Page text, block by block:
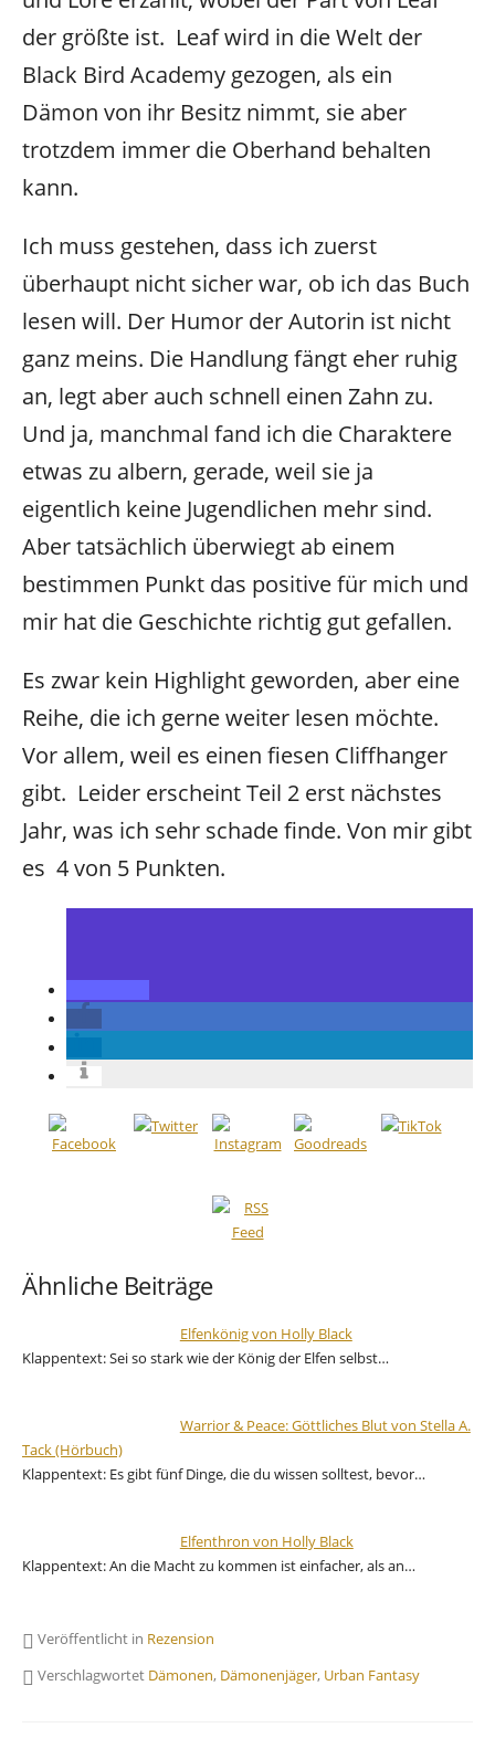
der größte ist. Leaf wird in die Welt der
Black Bird Academy gezogen, als ein
Dämon von ihr Besitz nimmt, sie aber
trotzdem immer die Oberhand behalten
kann.
Ich muss gestehen, dass ich zuerst
überhaupt nicht sicher war, ob ich das Buch
lesen will. Der Humor der Autorin ist nicht
ganz meins. Die Handlung fängt eher ruhig
an, legt aber auch schnell einen Zahn zu.
Und ja, manchmal fand ich die Charaktere
etwas zu albern, gerade, weil sie ja
eigentlich keine Jugendlichen mehr sind.
Aber tatsächlich überwiegt ab einem
bestimmen Punkt das positive für mich und
mir hat die Geschichte richtig gut gefallen.
Es zwar kein Highlight geworden, aber eine
Reihe, die ich gerne weiter lesen möchte.
Vor allem, weil es einen fiesen Cliffhanger
gibt. Leider erscheint Teil 2 erst nächstes
Jahr, was ich sehr schade finde. Von mir gibt
es 4 von 5 Punkten.
Ähnliche Beiträge
Elfenkönig von Holly Black
Klappentext: Sei so stark wie der König der Elfen selbst…
Warrior & Peace: Göttliches Blut von Stella A.
Tack (Hörbuch)
Klappentext: Es gibt fünf Dinge, die du wissen solltest, bevor…
Elfenthron von Holly Black
Klappentext: An die Macht zu kommen ist einfacher, als an…
Veröffentlicht in Rezension
Verschlagwortet Dämonen, Dämonenjäger, Urban Fantasy